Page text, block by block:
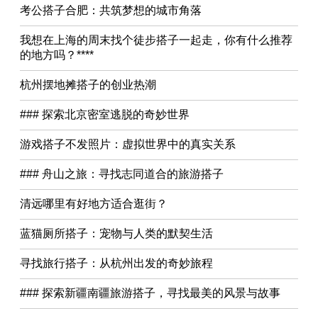
考公搭子合肥：共筑梦想的城市角落
我想在上海的周末找个徒步搭子一起走，你有什么推荐
的地方吗？****
杭州摆地摊搭子的创业热潮
### 探索北京密室逃脱的奇妙世界
游戏搭子不发照片：虚拟世界中的真实关系
### 舟山之旅：寻找志同道合的旅游搭子
清远哪里有好地方适合逛街？
蓝猫厕所搭子：宠物与人类的默契生活
寻找旅行搭子：从杭州出发的奇妙旅程
### 探索新疆南疆旅游搭子，寻找最美的风景与故事